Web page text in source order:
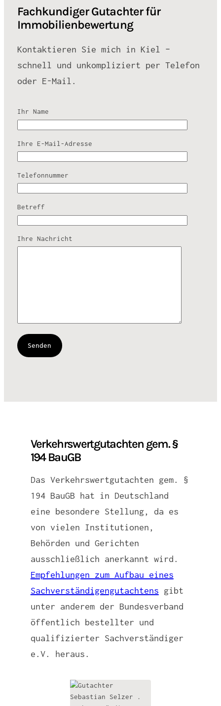
Fachkundiger Gutachter für
Immobilienbewertung
Kontaktieren Sie mich in Kiel –
schnell und unkompliziert per Telefon
oder E-Mail.
Ihr Name
Ihre E-Mail-Adresse
Telefonnummer
Betreff
Ihre Nachricht
Verkehrswertgutachten gem. §
194 BauGB
Das Verkehrswertgutachten gem. §
194 BauGB hat in Deutschland
eine besondere Stellung, da es
von vielen Institutionen,
Behörden und Gerichten
ausschließlich anerkannt wird.
Empfehlungen zum Aufbau eines
Sachverständigengutachtens gibt
unter anderem der Bundesverband
öffentlich bestellter und
qualifizierter Sachverständiger
e.V. heraus.